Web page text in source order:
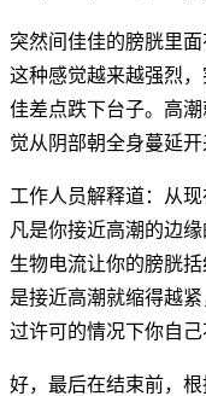
突然间佳佳的膀胱里
这种感觉越来越强烈
佳差点跌下台子。高
觉从阴部朝全身蔓延开
工作人员解释道：从
凡是你接近高潮的边
生物电流让你的膀胱
是接近高潮就缩得越
过许可的情况下你自己
好，最后在结束前，